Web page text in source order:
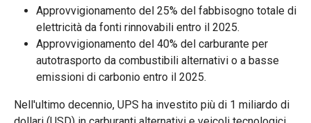
Approvvigionamento del 25% del fabbisogno totale di
elettricità da fonti rinnovabili entro il 2025.
Approvvigionamento del 40% del carburante per
autotrasporto da combustibili alternativi o a basse
emissioni di carbonio entro il 2025.
Nell'ultimo decennio, UPS ha investito più di 1 miliardo di